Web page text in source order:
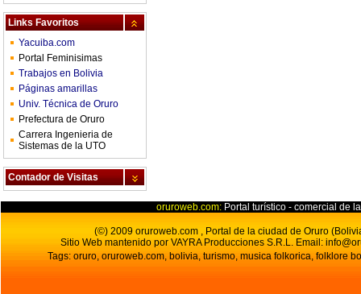
Links Favoritos
Yacuiba.com
Portal Feminisimas
Trabajos en Bolivia
Páginas amarillas
Univ. Técnica de Oruro
Prefectura de Oruro
Carrera Ingenieria de
Sistemas de la UTO
Contador de Visitas
oruroweb.com: Portal turístico - comercial de
(©) 2009 oruroweb.com , Portal de la ciudad de Oruro
Sitio Web mantenido por VAYRA Producciones S.R.L. Email:
Tags: oruro, oruroweb.com, bolivia, turismo, musica folkorica, folklore